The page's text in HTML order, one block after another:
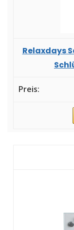
Relaxdays